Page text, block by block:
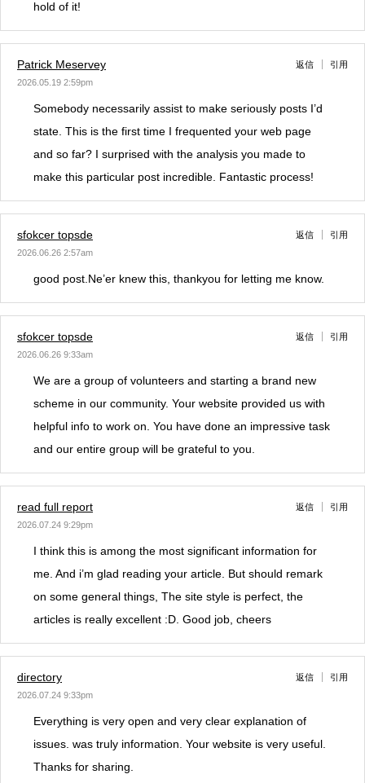
hold of it!
Patrick Meservey
2026.05.19 2:59pm
返信 引用
Somebody necessarily assist to make seriously posts I’d
state. This is the first time I frequented your web page
and so far? I surprised with the analysis you made to
make this particular post incredible. Fantastic process!
sfokcer topsde
2026.06.26 2:57am
返信 引用
good post.Ne’er knew this, thankyou for letting me know.
sfokcer topsde
2026.06.26 9:33am
返信 引用
We are a group of volunteers and starting a brand new
scheme in our community. Your website provided us with
helpful info to work on. You have done an impressive task
and our entire group will be grateful to you.
read full report
2026.07.24 9:29pm
返信 引用
I think this is among the most significant information for
me. And i’m glad reading your article. But should remark
on some general things, The site style is perfect, the
articles is really excellent :D. Good job, cheers
directory
2026.07.24 9:33pm
返信 引用
Everything is very open and very clear explanation of
issues. was truly information. Your website is very useful.
Thanks for sharing.